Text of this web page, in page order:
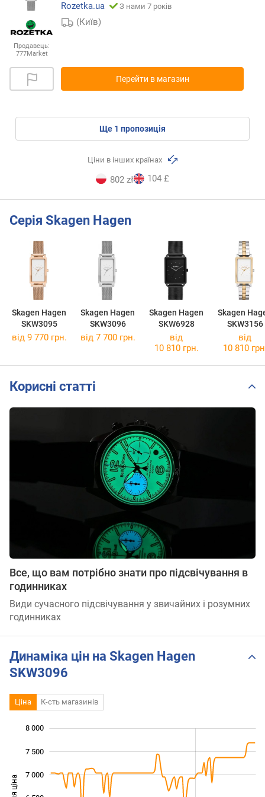
Продавець:
777Market
Rozetka.ua З нами 7 років
(Київ)
Перейти в магазин
ще 1 пропозиція
Ціни в інших країнах
802 zł 104 £
Серія Skagen Hagen
Skagen Hagen
SKW3095
Skagen Hagen
SKW3096
Skagen Hagen
SKW6928
Skagen
SKW3156
від 9 770 грн. від 7 700 грн.
від
10 810 грн.
від
10 810
Корисні статті
Все, що вам потрібно знати про підсвічування в
годинниках
Види сучасного підсвічування у звичайних і розумних
годинниках
Динаміка цін на Skagen Hagen
SKW3096
Ціна К-сть магазинів
7 000
7 500
8 000